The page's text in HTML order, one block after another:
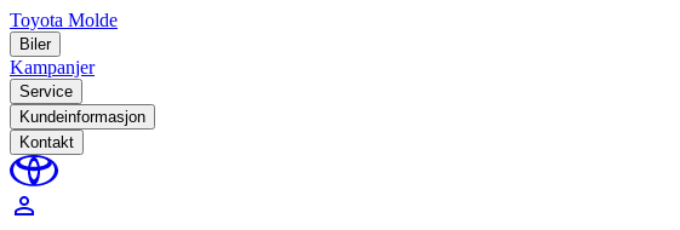
Toyota Molde
Biler
Kampanjer
Service
Kundeinformasjon
Kontakt
perm_identity